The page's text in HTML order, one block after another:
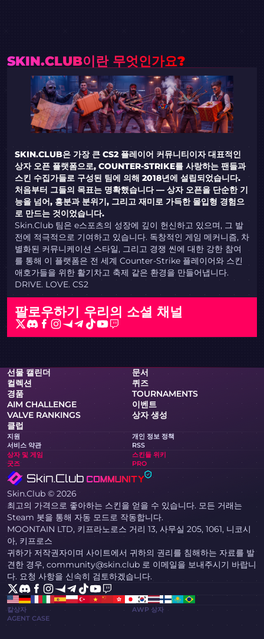
SKIN.CLUB이란 무엇인가요?
SKIN.CLUB은 가장 큰 CS2 플레이어 커뮤니티이자 대표적인
상자 오픈 플랫폼으로, COUNTER-STRIKE를 사랑하는 팬들과
스킨 수집가들로 구성된 팀에 의해 2018년에 설립되었습니다.
처음부터 그들의 목표는 명확했습니다 — 상자 오픈을 단순한 기
능을 넘어, 흥분과 분위기, 그리고 재미로 가득한 몰입형 경험으
로 만드는 것이었습니다.
Skin.Club 팀은 e스포츠의 성장에 깊이 헌신하고 있으며, 그 발
전에 적극적으로 기여하고 있습니다. 독창적인 게임 메커니즘, 차
별화된 커뮤니케이션 스타일, 그리고 경쟁 씬에 대한 강한 참여
를 통해 이 플랫폼은 전 세계 Counter-Strike 플레이어와 스킨
애호가들을 위한 활기차고 축제 같은 환경을 만들어냅니다.
DRIVE. LOVE. CS2
팔로우하기 우리의 소셜 채널
선물 캘린더
문서
컬렉션
퀴즈
경품
TOURNAMENTS
AIM CHALLENGE
이벤트
VALVE RANKINGS
상자 생성
클럽
지원
개인 정보 정책
서비스 약관
RSS
상자 및 게임
스킨들 위키
굿즈
PRO
Skin.Club © 2026
최고의 가격으로 좋아하는 스킨을 얻을 수 있습니다. 모든 거래는
Steam 봇을 통해 자동 모드로 작동합니다.
MOONTAIN LTD, 키프라노로스 거리 13, 사무실 205, 1061, 니코시
아, 키프로스
귀하가 저작권자이며 사이트에서 귀하의 권리를 침해하는 자료를 발
견한 경우, community@skin.club 로 이메일을 보내주시기 바랍니
다. 요청 사항을 신속히 검토하겠습니다.
칼상자
AWP 상자
AGENT CASE